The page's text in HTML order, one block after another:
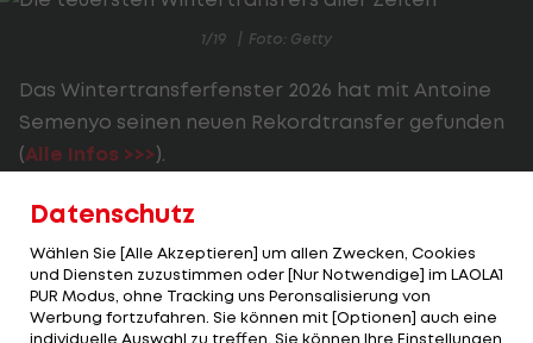
1/19 Foto: Getty
Das Wintertransferfenster 2026 hat mit Antoine
Semenyo seinen neuen Rekordtransfer gefunden
(Alle Infos >>>).
Während einige Spieler bei ihren neuen Teams
andere wiederum stark mit der hohen Ablöse zu
kämpfen. Besonders die Nummer eins des
Rankings konnte die hohen Erwartungen nach
Datenschutz
Wählen Sie [Alle Akzeptieren] um allen Zwecken, Cookies
und Diensten zuzustimmen oder [Nur Notwendige] im LAOLA1
PUR Modus, ohne Tracking uns Peronsalisierung von
Werbung fortzufahren. Sie können mit [Optionen] auch eine
individuelle Auswahl zu treffen. Sie können Ihre Einstellungen